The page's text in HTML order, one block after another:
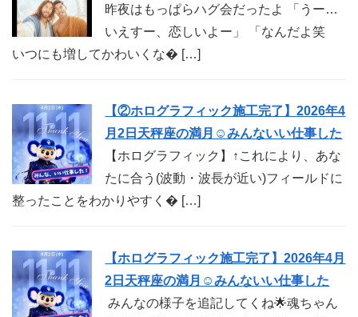
昨夜はもっぱらハグ会だったよ 「うー…
いえすー、恋しいよー」 「なんだよ笑
いつにも増してかわいくな� […]
【②ホログラフィック施工完了】2026年4
月2日天秤座の満月☺︎みんないい仕事した
【ホログラフィック】↑これにより、あな
たに合う(波動・波長が近い)フィールドに
整ったことをわかりやすく� […]
【ホログラフィック施工完了】2026年4月
2日天秤座の満月☺︎みんないい仕事した
みんなの様子を追記してくね🌟魂ちゃん